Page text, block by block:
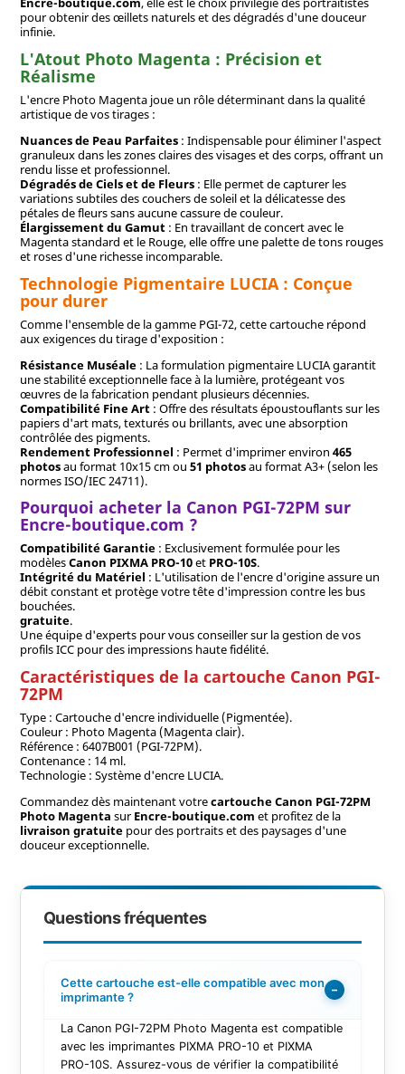
pour obtenir des œillets naturels et des dégradés d'une douceur
infinie.
L'Atout Photo Magenta : Précision et
Réalisme
L'encre Photo Magenta joue un rôle déterminant dans la qualité
artistique de vos tirages :
Nuances de Peau Parfaites: Indispensable pour éliminer l'aspect
granuleux dans les zones claires des visages et des corps, offrant un
rendu lisse et professionnel.
Dégradés de Ciels et de Fleurs: Elle permet de capturer les
variations subtiles des couchers de soleil et la délicatesse des
pétales de fleurs sans aucune cassure de couleur.
Élargissement du Gamut: En travaillant de concert avec le
Magenta standard et le Rouge, elle offre une palette de tons rouges
et roses d'une richesse incomparable.
Technologie Pigmentaire LUCIA : Conçue
pour durer
Comme l'ensemble de la gamme PGI-72, cette cartouche répond
aux exigences du tirage d'exposition :
Résistance Muséale: La formulation pigmentaire LUCIA garantit
une stabilité exceptionnelle face à la lumière, protégeant vos
œuvres de la fabrication pendant plusieurs décennies.
Compatibilité Fine Art: Offre des résultats époustouflants sur les
papiers d'art mats, texturés ou brillants, avec une absorption
contrôlée des pigments.
Rendement Professionnel : Permet d'imprimer environ 465
photosau format 10x15 cm ou 51 photosau format A3+ (selon les
normes ISO/IEC 24711).
Pourquoi acheter la Canon PGI-72PM sur
Encre-boutique.com ?
Compatibilité Garantie: Exclusivement formulée pour les
modèlesCanon PIXMA PRO-10et PRO-10S.
Intégrité du Matériel : L'utilisation de l'encre d'origine assure un
débit constant et protège votre tête d'impression contre les bus
bouchées.
gratuite.
Une équipe d'experts pour vous conseiller sur la gestion de vos
profils ICC pour des impressions haute fidélité.
Caractéristiques de la cartouche Canon PGI-
72PM
Type : Cartouche d'encre individuelle (Pigmentée).
Couleur : Photo Magenta (Magenta clair).
Référence : 6407B001 (PGI-72PM).
Contenance : 14 ml.
Technologie : Système d'encre LUCIA.
Commandez dès maintenant votrecartouche Canon PGI-72PM
Photo Magenta surEncre-boutique.com et profitez de la
livraison gratuitepour des portraits et des paysages d'une
douceur exceptionnelle.
Questions fréquentes
Cette cartouche est-elle compatible avec mon
imprimante ?
−
La Canon PGI-72PM Photo Magenta est compatible
avec les imprimantes PIXMA PRO-10 et PIXMA
PRO-10S. Assurez-vous de vérifier la compatibilité